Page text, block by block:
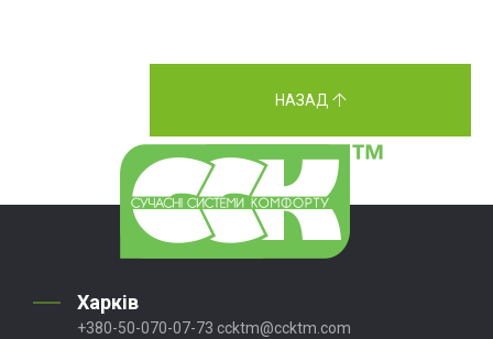
НАЗАД
Харків
+380-50-070-07-73 ccktm@ccktm.com